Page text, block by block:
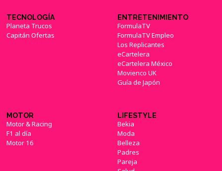
TECNOLOGÍA
Planeta Trucos
Capitán Ofertas
ENTRETENIMIENTO
FormulaTV
FormulaTV Empleo
Los Replicantes
eCartelera
eCartelera México
Movienco UK
Guía de Japón
MOTOR
Motor & Racing
F1 al día
Motor 16
LIFESTYLE
Bekia
Moda
Belleza
Padres
Pareja